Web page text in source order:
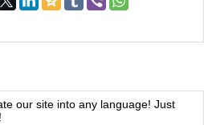
our site into any language! Just